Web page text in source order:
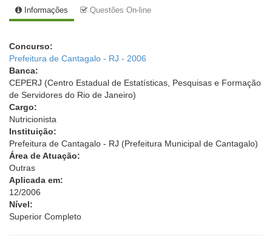
Informações Questões On-line
Concurso:
Prefeitura de Cantagalo - RJ - 2006
Banca:
CEPERJ (Centro Estadual de Estatísticas, Pesquisas e Formação
de Servidores do Rio de Janeiro)
Cargo:
Nutricionista
Instituição:
Prefeitura de Cantagalo - RJ (Prefeitura Municipal de Cantagalo)
Área de Atuação:
Outras
Aplicada em:
12/2006
Nível:
Superior Completo